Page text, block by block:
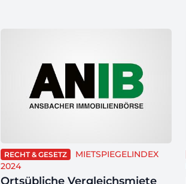
RECHT & GESETZ
MIETSPIEGELINDEX
2024
Ortsübliche Vergleichsmiete